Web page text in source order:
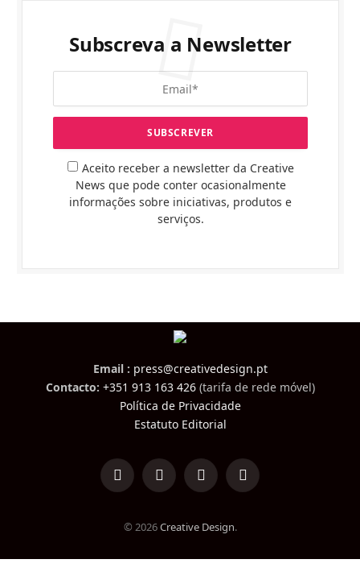
Subscreva a Newsletter
Aceito receber a newsletter da Creative
News que pode conter ocasionalmente
informações sobre iniciativas, produtos e
serviços.
Email : press@creativedesign.pt
Contacto: +351 913 163 426(tarifa de rede móvel)
Política de Privacidade
Estatuto Editorial
LinkedInFacebookInstagramTikTok
© 2026Creative Design.